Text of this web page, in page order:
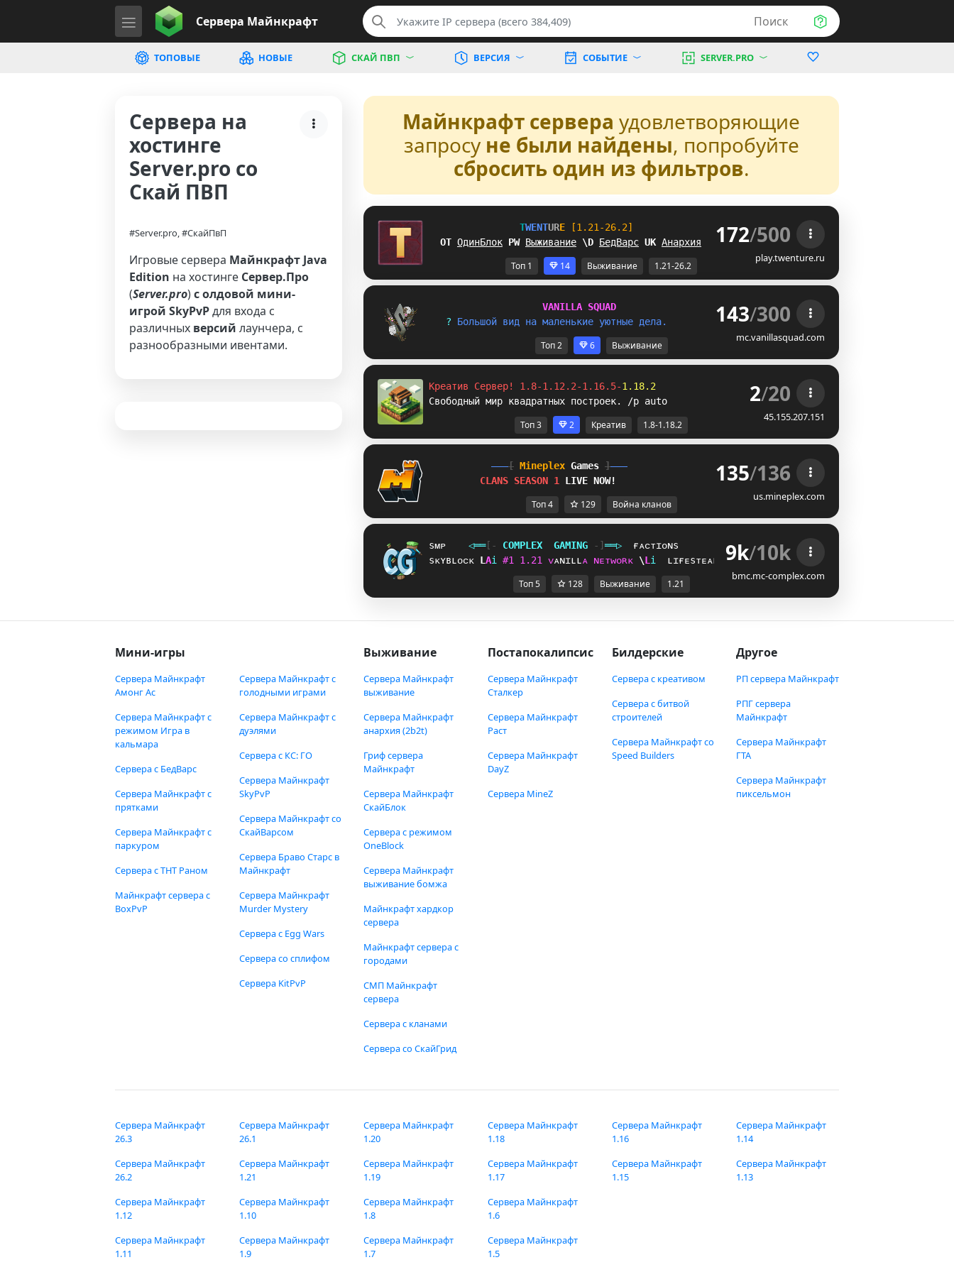
Сервера Майнкрафт Поиск
ТОПОВЫЕ НОВЫЕ СКАЙ ПВП ВЕРСИЯ СОБЫТИЕ SERVER.PRO
Сервера на
хостинге
Server.pro со
Скай ПВП
#Server.pro, #СкайПвП
Игровые сервера Майнкрафт Java
Edition на хостинге Сервер.Про
(Server.pro)с олдовой мини-
игрой SkyPvPдля входа с
различных версий лаунчера, с
разнообразными ивентами.
Майнкрафт сервера удовлетворяющие
запросу не были найдены, попробуйте
сбросить один из фильтров.
TWENTURE
[1.21-26.2]
\Y ОдинБлок _T Выживание @T БедВарс X[ Анархия 172/500
play.twenture.ru
Топ 1 14 Выживание 1.21-26.2
VANIL L A SQUAD
? Большой вид на маленькие уютные дела. 143/300
mc.vanillasquad.com
Топ 2 6 Выживание
Креатив Сервер! 1.8-1.12.2-1.16.5-1.18.2
Свободный мир квадратных построек. /p auto
2/20
45.155.207.151
Топ 3 2 Креатив 1.8-1.18.2
[ Mineplex Games ]
CLANS SEASON 1 LIVE NOW! 135/136
us.mineplex.com
Топ 4 129 Война кланов
sᴍᴘ ◁══[‐ COMPL EX GAMING ‐]══▷
ғᴀᴄᴛɪᴏɴs
sᴋʏʙʟᴏᴄᴋ S Ei #1 1 . 21 ᴠᴀɴɪʟʟᴀ ɴᴇᴛᴡᴏʀᴋ DU i ʟɪғᴇsᴛᴇᴀʟ 9k/10k
bmc.mc-complex.com
Топ 5 128 Выживание 1.21
Мини-игры
Сервера Майнкрафт
Амонг Ас
Сервера Майнкрафт с
режимом Игра в
кальмара
Сервера с БедВарс
Сервера Майнкрафт с
прятками
Сервера Майнкрафт с
паркуром
Сервера с ТНТ Раном
Майнкрафт сервера с
BoxPvP
Сервера Майнкрафт с
голодными играми
Сервера Майнкрафт с
дуэлями
Сервера с КС: ГО
Сервера Майнкрафт
SkyPvP
Сервера Майнкрафт со
СкайВарсом
Сервера Браво Старс в
Майнкрафт
Сервера Майнкрафт
Murder Mystery
Сервера с Egg Wars
Сервера со сплифом
Сервера KitPvP
Выживание
Сервера Майнкрафт
выживание
Сервера Майнкрафт
анархия (2b2t)
Гриф сервера
Майнкрафт
Сервера Майнкрафт
СкайБлок
Сервера с режимом
OneBlock
Сервера Майнкрафт
выживание бомжа
Майнкрафт хардкор
сервера
Майнкрафт сервера с
городами
СМП Майнкрафт
сервера
Сервера с кланами
Сервера со СкайГрид
Постапокалипсис
Сервера Майнкрафт
Сталкер
Сервера Майнкрафт
Раст
Сервера Майнкрафт
DayZ
Сервера MineZ
Билдерские
Сервера с креативом
Сервера с битвой
строителей
Сервера Майнкрафт со
Speed Builders
Другое
РП сервера Майнкрафт
РПГ сервера
Майнкрафт
Сервера Майнкрафт
ГТА
Сервера Майнкрафт
пиксельмон
Сервера Майнкрафт
26.3
Сервера Майнкрафт
26.2
Сервера Майнкрафт
26.1
Сервера Майнкрафт
1.21
Сервера Майнкрафт
1.20
Сервера Майнкрафт
1.19
Сервера Майнкрафт
1.18
Сервера Майнкрафт
1.17
Сервера Майнкрафт
1.16
Сервера Майнкрафт
1.15
Сервера Майнкрафт
1.14
Сервера Майнкрафт
1.13
Сервера Майнкрафт
1.12
Сервера Майнкрафт
1.11
Сервера Майнкрафт
1.10
Сервера Майнкрафт
1.9
Сервера Майнкрафт
1.8
Сервера Майнкрафт
1.7
Сервера Майнкрафт
1.6
Сервера Майнкрафт
1.5